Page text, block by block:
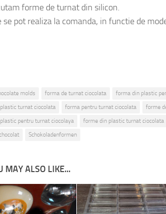
forme de turnat din silicon.
se pot realiza la comanda, in functie de
molds forma de turnat ciocolata
forma din plastic
turnat ciocolata
forma pentru turnat ciocolata
forme
pentru turnat ciocolaya
forme din plastic turnat ciocolata
Schokoladenformen
MAY ALSO LIKE...